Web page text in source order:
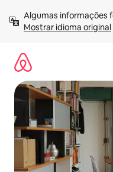
para
Mostrar idioma original